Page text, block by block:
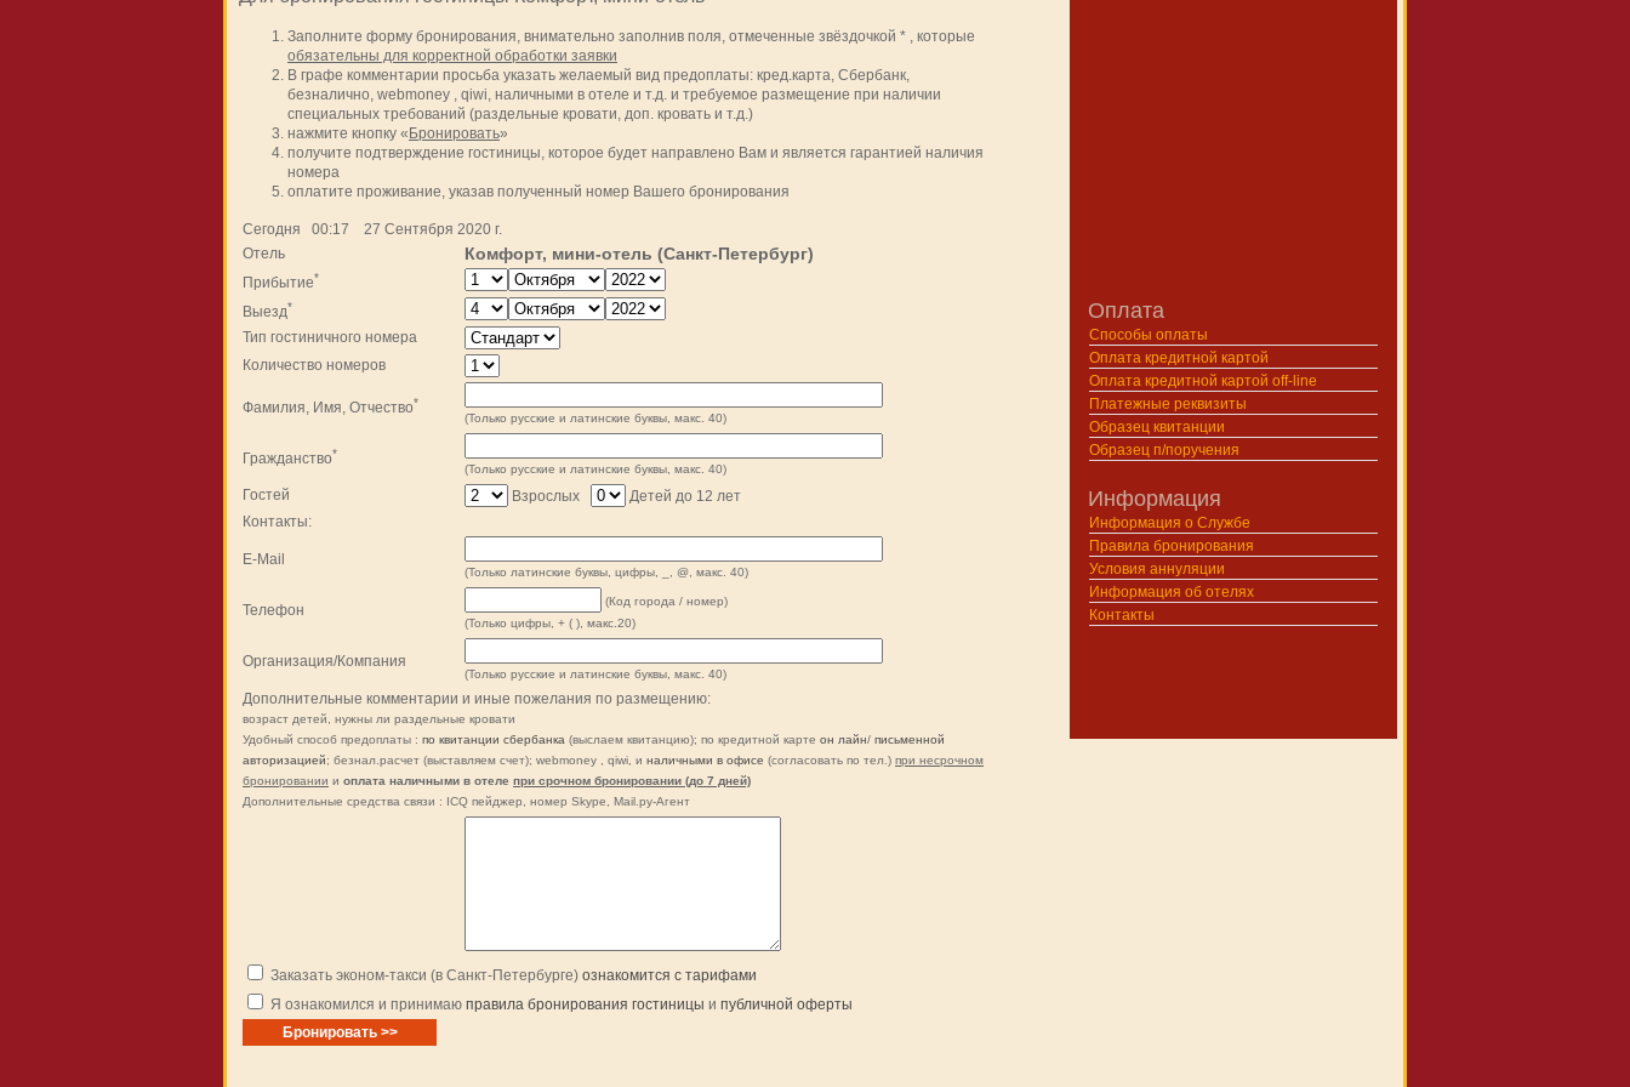
Заполните форму бронирования, внимательно заполнив поля, отмеченные звёздочкой * , которые
обязательны для корректной обработки заявки
В графе комментарии просьба указать желаемый вид предоплаты: кред.карта, Сбербанк,
безналично, webmoney , qiwi, наличными в отеле и т.д. и требуемое размещение при наличии
специальных требований (раздельные кровати, доп. кровать и т.д.)
нажмите кнопку « Бронировать»
получите подтверждение гостиницы, которое будет направлено Вам и является гарантией наличия
номера
оплатите проживание, указав полученный номер Вашего бронирования
Сегодня 00:17 27 Сентября 2020 г.
Отель
Комфорт, мини-отель (Санкт-Петербург)
Прибытие*
Выезд*
Тип гостиничного номера
Количество номеров
Фамилия, Имя, Отчество*
(Только русские и латинские буквы, макс. 40)
Гражданство*
(Только русские и латинские буквы, макс. 40)
Гостей Взрослых
Детей до 12 лет
Контакты:
E-Mail
(Только латинские буквы, цифры, _, @, макс. 40)
Телефон
(Код города / номер)
(Только цифры, + ( ), макс.20)
Организация/Компания
(Только русские и латинские буквы, макс. 40)
Дополнительные комментарии и иные пожелания по размещению:
возраст детей, нужны ли раздельные кровати
Удобный способ предоплаты : по квитанции сбербанка (выслаем квитанцию); по кредитной карте он лайн/ письменной
авторизацией; безнал.расчет (выставляем счет); webmoney , qiwi, и наличными в офисе (согласовать по тел.) при несрочном
бронировании и оплата наличными в отеле при срочном бронировании (до 7 дней)
Дополнительные средства связи : ICQ пейджер, номер Skype, Mail.рy-Агент
Заказать эконом-такси (в Санкт-Петербурге) ознакомится с тарифами
Я ознакомился и принимаю правила бронирования гостиницы и публичной оферты
Оплата
Способы оплаты
Оплата кредитной картой
Оплата кредитной картой off-line
Платежные реквизиты
Образец квитанции
Образец п/поручения
Информация
Информация о Службе
Правила бронирования
Условия аннуляции
Информация об отелях
Контакты